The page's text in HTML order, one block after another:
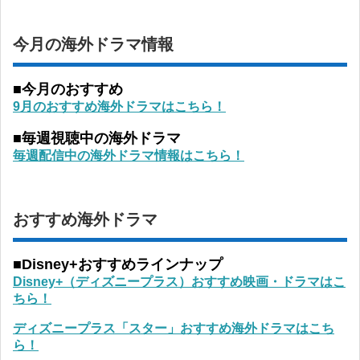
今月の海外ドラマ情報
■今月のおすすめ
9月のおすすめ海外ドラマはこちら！
■毎週視聴中の海外ドラマ
毎週配信中の海外ドラマ情報はこちら！
おすすめ海外ドラマ
■Disney+おすすめラインナップ
Disney+（ディズニープラス）おすすめ映画・ドラマはこ
ちら！
ディズニープラス「スター」おすすめ海外ドラマはこち
ら！